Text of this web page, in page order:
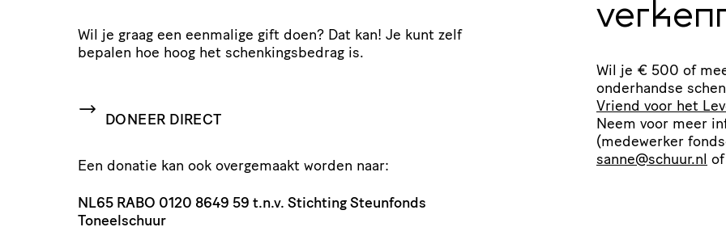
Wil je graag een eenmalige gift doen? Dat kan! Je kunt zelf
bepalen hoe hoog het schen­kings­be­drag is.
DONEER DIRECT
Een donatie kan ook overgemaakt worden naar:
NL65 RABO 0120 8649 59 t.n.v. Stichting Steunfonds
Toneelschuur
Wil je € 500 of
onderhandse
Vriend voor het
Neem voor meer
(medewerker
sanne@​schuur.​nl